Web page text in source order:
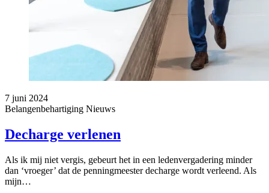
7 juni 2024
Belangenbehartiging Nieuws
Decharge verlenen
Als ik mij niet vergis, gebeurt het in een ledenvergadering minder
dan ‘vroeger’ dat de penningmeester decharge wordt verleend. Als
mijn…